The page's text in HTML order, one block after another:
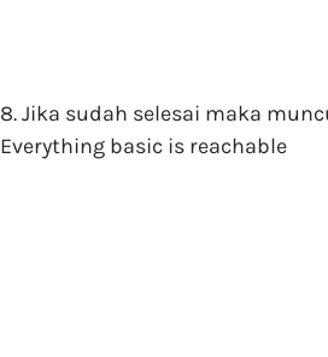
8. Jika sudah selesai maka
Everything basic is reachable